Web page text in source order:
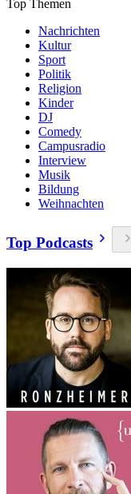
Top Themen
Nachrichten
Kultur
Sport
Politik
Religion
Kinder
DJ
Comedy
Campusradio
Interview
Musik
Bildung
Weihnachten
Top Podcasts